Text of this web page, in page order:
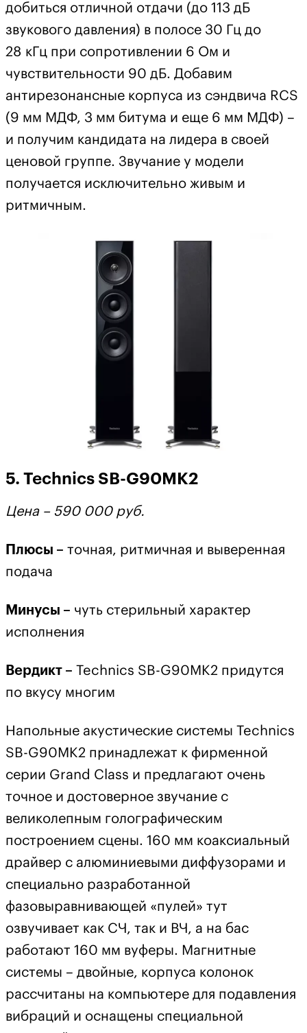
добиться отличной отдачи (до 113 дБ
звукового давления) в полосе 30 Гц до
28 кГц при сопротивлении 6 Ом и
чувствительности 90 дБ. Добавим
антирезонансные корпуса из сэндвича RCS
(9 мм МДФ, 3 мм битума и еще 6 мм МДФ) –
и получим кандидата на лидера в своей
ценовой группе. Звучание у модели
получается исключительно живым и
ритмичным.
5. Technics SB-G90MK2
Цена – 590 000 руб.
Плюсы – точная, ритмичная и выверенная
подача
Минусы – чуть стерильный характер
исполнения
Вердикт – Technics SB-G90MK2 придутся
по вкусу многим
Напольные акустические системы Technics
SB-G90MK2 принадлежат к фирменной
серии Grand Class и предлагают очень
точное и достоверное звучание с
великолепным голографическим
построением сцены. 160 мм коаксиальный
драйвер с алюминиевыми диффузорами и
специально разработанной
фазовыравнивающей «пулей» тут
озвучивает как СЧ, так и ВЧ, а на бас
работают 160 мм вуферы. Магнитные
системы – двойные, корпуса колонок
рассчитаны на компьютере для подавления
вибраций и оснащены специальной